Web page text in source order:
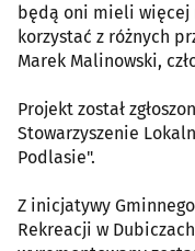
będą oni mieli więcej
korzystać z różnych
Marek Malinowski,
Projekt został
Stowarzyszenie
Podlasie".
Z inicjatywy
Rekreacji w